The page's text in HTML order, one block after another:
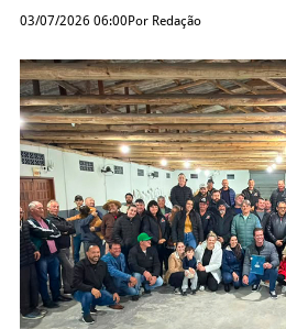
03/07/2026 06:00Por Redação